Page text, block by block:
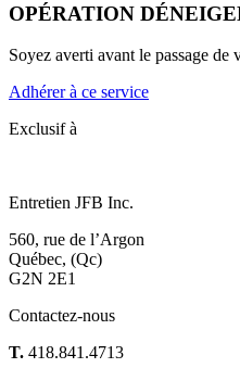
OPÉRATION
Soyez averti avant le passage de
Adhérer à ce service
Exclusif à
Entretien JFB Inc.
560, rue de l’Argon
Québec, (Qc)
G2N 2E1
Contactez-nous
T. 418.841.4713